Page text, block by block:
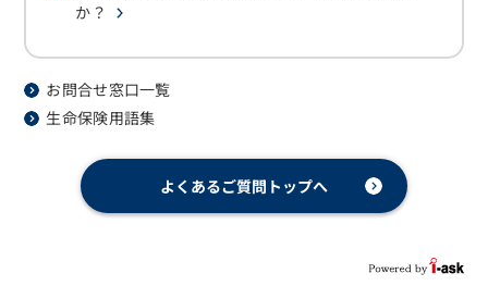
か？
お問合せ窓口一覧
生命保険用語集
よくあるご質問トップへ